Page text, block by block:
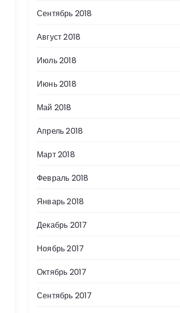
Сентябрь 2018
Август 2018
Июль 2018
Июнь 2018
Май 2018
Апрель 2018
Март 2018
Февраль 2018
Январь 2018
Декабрь 2017
Ноябрь 2017
Октябрь 2017
Сентябрь 2017